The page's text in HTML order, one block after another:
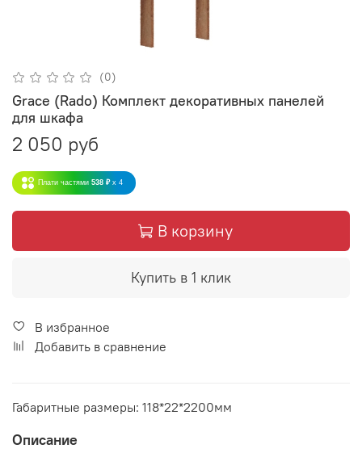
(0)
Grace (Rado) Комплект декоративных панелей
для шкафа
2 050 руб
Плати частями 538 ₽ x 4
В корзину
Купить в 1 клик
В избранное
Добавить в сравнение
Габаритные размеры: 118*22*2200мм
Описание